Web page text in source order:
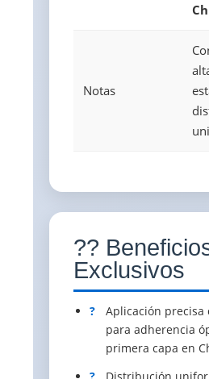
Notas
??
Exclusivos
?
Aplicación precisa
para adherencia
primera capa en